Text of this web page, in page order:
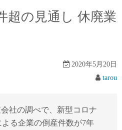
超の見通し 休廃業
2020年5月20日
tarou
会社の調べで、新型コロナ
る企業の倒産件数が7年